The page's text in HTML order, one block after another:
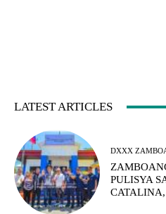
LATEST ARTICLES
DXXX
PULISYA